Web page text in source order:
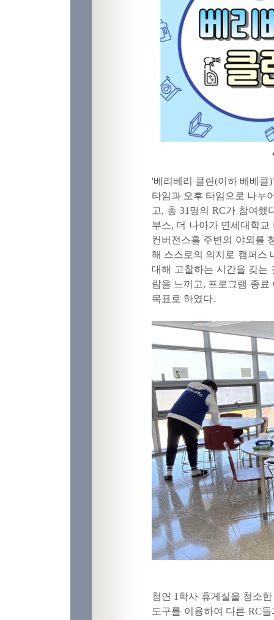
'베리베리 클린(이하 베베클
타임과 오후 타임으로 나누
고, 총 31명의 RC가 참여
부스, 더 나아가 연세대학
컨버전스홀 주변의 야외를
해 스스로의 의지로 캠퍼스
대해 고찰하는 시간을 갖는
람을 느끼고, 프로그램 종
목표로 하였다.
청연 1학사 휴게실을 청소
도구를 이용하여 다른 RC